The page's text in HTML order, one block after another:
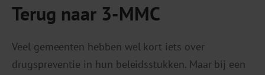
Terug naar 3-MMC
Veel gemeenten hebben wel kort iets over
drugspreventie in hun beleidsstukken. Maar bij een